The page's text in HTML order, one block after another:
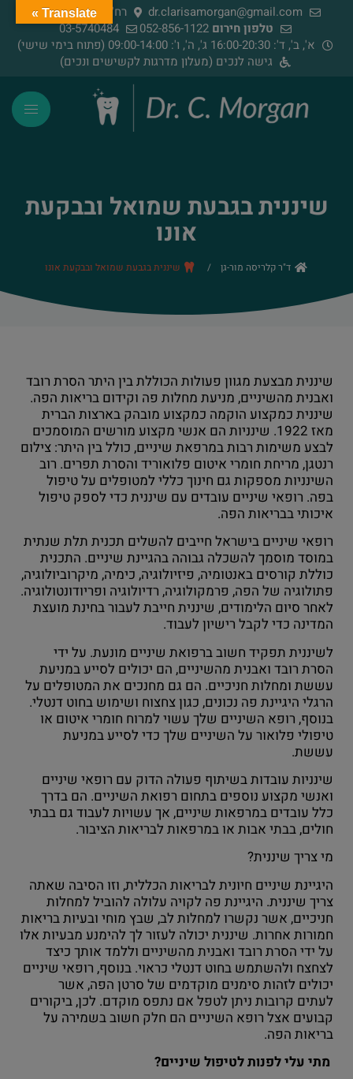
dr.clarisamorgan@gmail.com
רח' הירדן 91, רמת גן
טלפון חירום
03-5740484
א', ב', ד': 16:00-20:30 ג', ה', ו': 09:00-14:00 (פתוח בימי שישי)
גישה לנכים (מעלון מדרגות לקשישים ונכים)
שיננית בגבעת שמואל ובבקעת
אונו
ד"ר קלריסה מור-גן / שיננית בגבעת שמואל ובבקעת אונו
שיננית מבצעת מגוון פעולות הכוללת בין היתר הסרת רובד
ואבנית מהשיניים, מניעת מחלות פה וקידום בריאות הפה.
שיננית כמקצוע הוקמה כמקצוע מובהק בארצות הברית
מאז 1922. שינניות הם אנשי מקצוע מורשים המוסמכים
לבצע משימות רבות במרפאת שיניים, כולל בין היתר: צילום
רנטגן, מריחת חומרי איטום פלואוריד והסרת תפרים. רוב
השינניות מספקות גם חינוך כללי למטופלים על טיפול
בפה. רופאי שיניים עובדים עם שיננית כדי לספק טיפול
איכותי בבריאות הפה.
רופאי שיניים בישראל חייבים להשלים תכנית תלת שנתית
במוסד מוסמך להשכלה גבוהה בהגיינת שיניים. התכנית
כוללת קורסים באנטומיה, פיזיולוגיה, כימיה, מיקרוביולוגיה,
פתולוגיה של הפה, פרמקולוגיה, רדיולוגיה ופריודונטולוגיה.
לאחר סיום הלימודים, שיננית חייבת לעבור בחינת מועצת
המדינה כדי לקבל רישיון לעבוד.
לשיננית תפקיד חשוב ברפואת שיניים מונעת. על ידי
הסרת רובד ואבנית מהשיניים, הם יכולים לסייע במניעת
עששת ומחלות חניכיים. הם גם מחנכים את המטופלים על
הרגלי היגיינת פה נכונים, כגון צחצוח ושימוש בחוט דנטלי.
בנוסף, רופא השיניים שלך עשוי למרוח חומרי איטום או
טיפולי פלואור על השיניים שלך כדי לסייע במניעת
עששת.
שינניות עובדות בשיתוף פעולה הדוק עם רופאי שיניים
ואנשי מקצוע נוספים בתחום רפואת השיניים. הם בדרך
כלל עובדים במרפאות שיניים, אך עשויות לעבוד גם בבתי
חולים, בבתי אבות או במרפאות לבריאות הציבור.
מי צריך שיננית?
היגיינת שיניים חיונית לבריאות הכללית, וזו הסיבה שאתה
צריך שיננית. היגיינת פה לקויה עלולה להוביל למחלות
חניכיים, אשר נקשרו למחלות לב, שבץ מוחי ובעיות בריאות
חמורות אחרות. שיננית יכולה לעזור לך להימנע מבעיות אלו
על ידי הסרת רובד ואבנית מהשיניים וללמד אותך כיצד
לצחצח ולהשתמש בחוט דנטלי כראוי. בנוסף, רופאי שיניים
יכולים לזהות סימנים מוקדמים של סרטן הפה, אשר
לעתים קרובות ניתן לטפל אם נתפס מוקדם. לכן, ביקורים
קבועים אצל רופא השיניים הם חלק חשוב בשמירה על
בריאות הפה.
מתי עלי לפנות לטיפול שיניים?
Translate »